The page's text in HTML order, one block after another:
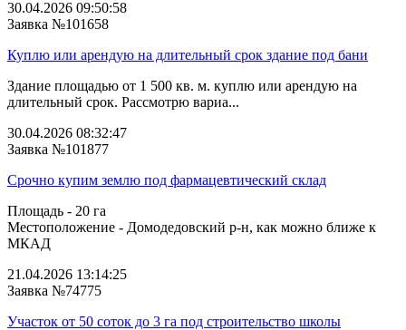
30.04.2026 09:50:58
Заявка №101658
Куплю или арендую на длительный срок здание под бани
Здание площадью от 1 500 кв. м. куплю или арендую на
длительный срок. Рассмотрю вариа...
30.04.2026 08:32:47
Заявка №101877
Срочно купим землю под фармацевтический склад
Площадь - 20 га
Местоположение - Домодедовский р-н, как можно ближе к
МКАД
21.04.2026 13:14:25
Заявка №74775
Участок от 50 соток до 3 га под строительство школы